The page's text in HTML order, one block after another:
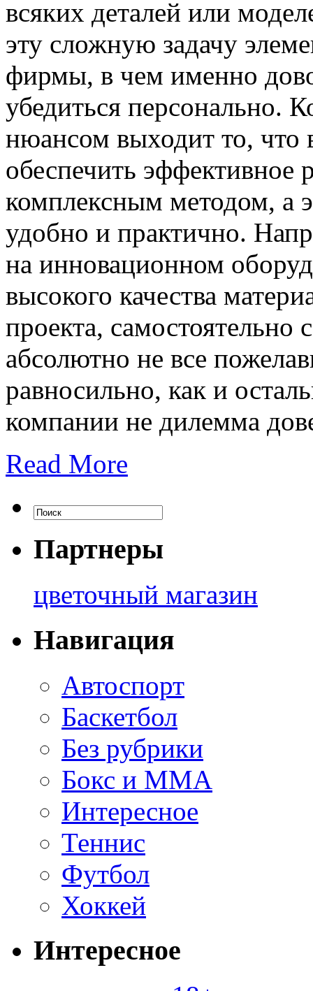
всяких деталей или
эту сложную задачу
фирмы, в чем именно
убедиться персонально.
нюансом выходит то, что
обеспечить эффективное
комплексным методом, а
удобно и практично.
на инновационном
высокого качества
проекта, самостоятельно
абсолютно не все
равносильно, как и
компании не дилемма
Read More
Партнеры
цветочный магазин
Навигация
Автоспорт
Баскетбол
Без рубрики
Бокс и ММА
Интересное
Теннис
Футбол
Хоккей
Интересное